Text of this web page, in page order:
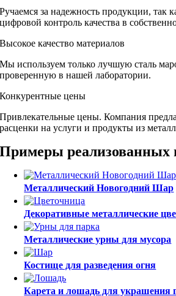
Ручаемся за надежность продукции, так
цифровой контроль качества в
Высокое качество материалов
Мы используем только лучшую сталь
проверенную в нашей лаборатории.
Конкурентные цены
Привлекательные цены. Компания
расценки на услуги и продукты из
Примеры реализованных
Металлический Новогодний Шар
Декоративные металлические
Металлические урны для мусора
Костище для разведения огня
Карета и лошадь для украшения